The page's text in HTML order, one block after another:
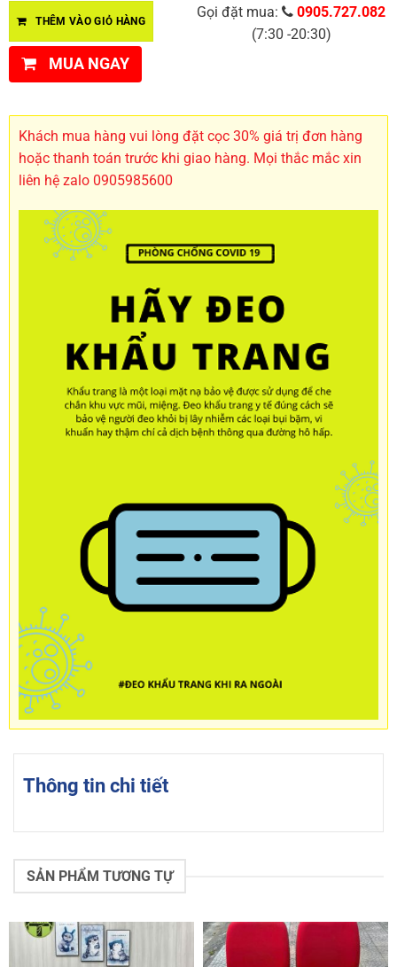
THÊM VÀO GIỎ HÀNG
MUA NGAY
Gọi đặt mua:
0905.727.082
(7:30 -20:30)
Khách mua hàng vui lòng đặt cọc 30% giá trị đơn hàng
hoặc thanh toán trước khi giao hàng. Mọi thắc mắc xin
liên hệ zalo 0905985600
Thông tin chi tiết
SẢN PHẨM TƯƠNG TỰ